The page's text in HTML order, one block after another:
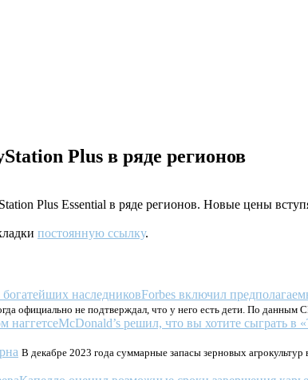
Plus в ряде регионов
Plus Essential в ряде регионов. Новые цены
постоянную ссылку.
Forbes включил
официально не подтверждал, что у него есть дети. По
McDonald’s решил, что вы хотите сыграть в
В декабре 2023 года суммарные запасы зерновых агрокультур